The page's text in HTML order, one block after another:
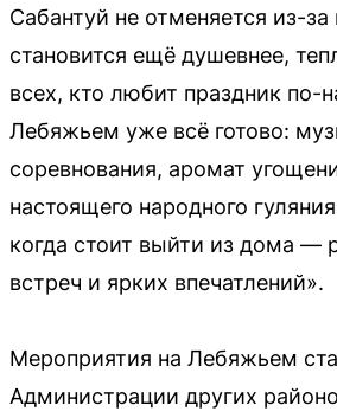
Сабантуй не отменяется из-
становится ещё душевнее,
всех, кто любит праздник по-
Лебяжьем уже всё готово:
соревнования, аромат
настоящего народного
когда стоит выйти из дома —
встреч и ярких впечатлений».
Мероприятия на Лебяжьем
Администрации других